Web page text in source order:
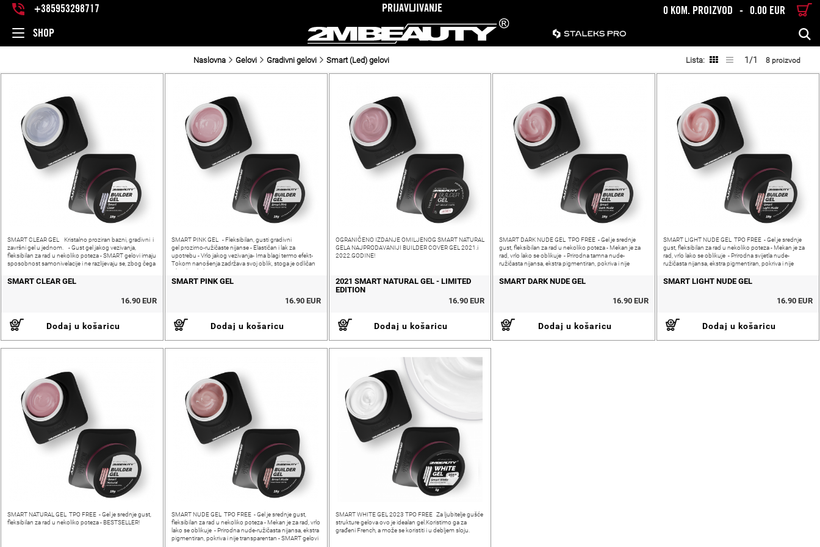
+385953298717 PRIJAVLJIVANJE 0 KOM. PROIZVOD - 0.00 EUR
SHOP TRAŽENJE
Naslovna Gelovi Gradivni gelovi Smart (Led) gelovi Lista: 1/1 8 proizvod
SMART CLEAR GEL Kristalno proziran bazni, gradivni i
završni gel u jednom. - Gust gel jakog vezivanja,
fleksibilan za rad u nekoliko poteza - SMART gelovi imaju
sposobnost samonivelacije i ne razlijevaju se, zbog čega
SMART CLEAR GEL
16.90 EUR
Dodaj u košaricu
SMART PINK GEL - Fleksibilan, gusti gradivni
gel prozirno-ružičaste nijanse - Elastičan i lak za
upotrebu - Vrlo jakog vezivanja- Ima blagi termo efekt-
Tokom nanošenja zadržava svoj oblik, stoga je odličan
izbor ljeti, kako
SMART PINK GEL
16.90 EUR
Dodaj u košaricu
OGRANIČENO IZDANJE OMILJENOG SMART NATURAL
GELA NAJPRODAVANIJI BUILDER COVER GEL 2021.i
2022.GODINE!
2021 SMART NATURAL GEL - LIMITED
EDITION
16.90 EUR
Dodaj u košaricu
SMART DARK NUDE GEL TPO FREE - Gel je srednje
gust, fleksibilan za rad u nekoliko poteza - Mekan je za
rad, vrlo lako se oblikuje - Prirodna tamna nude-
ružičasta nijansa, ekstra pigmentiran, pokriva i nije
transparentan - SMART gelovi
SMART DARK NUDE GEL
16.90 EUR
Dodaj u košaricu
SMART LIGHT NUDE GEL TPO FREE - Gel je srednje
gust, fleksibilan za rad u nekoliko poteza - Mekan je za
rad, vrlo lako se oblikuje - Prirodna svijetla nude-
ružičasta nijansa, ekstra pigmentiran, pokriva i nije
SMART LIGHT NUDE GEL
16.90 EUR
Dodaj u košaricu
SMART NATURAL GEL TPO FREE - Gel je srednje gust,
fleksibilan za rad u nekoliko poteza - BESTSELLER!
SMART NUDE GEL TPO FREE - Gel je srednje gust,
fleksibilan za rad u nekoliko poteza - Mekan je za rad, vrlo
lako se oblikuje - Prirodna nude-ružičasta nijansa, ekstra
pigmentiran, pokriva i nije transparentan - SMART gelovi
SMART WHITE GEL 2023 TPO FREE Za ljubitelje gušće
strukture gelova ovo je idealan gel.Koristimo ga za
građeni French, a može se koristiti i u debljem sloju.